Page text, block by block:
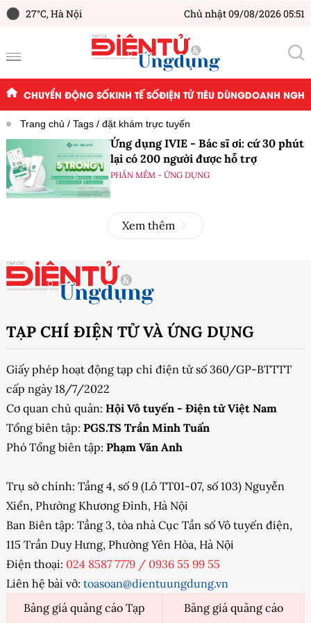
27°C,Hà Nội Chủ nhật 09/08/2026 05:51
CHUYỂN ĐỘNG SỐKINH TẾ SỐĐIỆN TỬ TIÊU DÙNGDOANH
Trang chủ Tags đặt khám trực tuyến
Ứng dụng IVIE - Bác sĩ ơi: cứ 30 phút
lại có 200 người được hỗ trợ
PHẦN MỀM - ỨNG DỤNG
Xem thêm
TẠP CHÍ ĐIỆN TỬ VÀ ỨNG DỤNG
Giấy phép hoạt động tạp chí điện tử số 360/GP-BTTTT
cấp ngày 18/7/2022
Cơ quan chủ quản: Hội Vô tuyến - Điện tử Việt Nam
Tổng biên tập: PGS.TS Trần Minh Tuấn
Phó Tổng biên tập: Phạm Văn Anh
Trụ sở chính: Tầng 4, số 9 (Lô TT01-07, số 103) Nguyễn
Xiển, Phường Khương Đình, Hà Nội
Ban Biên tập: Tầng 3, tòa nhà Cục Tần số Vô tuyến điện,
115 Trần Duy Hưng, Phường Yên Hòa, Hà Nội
Điện thoại: 024 8587 7779 / 0936 55 99 55
Liên hệ bài vở: toasoan@dientuungdung.vn
Bảng giá quảng cáo Tạp
Bảng giá quảng cáo